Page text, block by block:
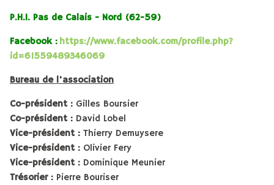
P.H.I. Pas de Calais - Nord (62-59)
Facebook : https://www.facebook.com/profile.php?
id=61559489346069
Bureau de l'association
Co-président : Gilles Boursier
Co-président : David Lobel
Vice-président : Thierry Demuysere
Vice-président : Olivier Fery
Vice-président : Dominique Meunier
Trésorier : Pierre Bouriser